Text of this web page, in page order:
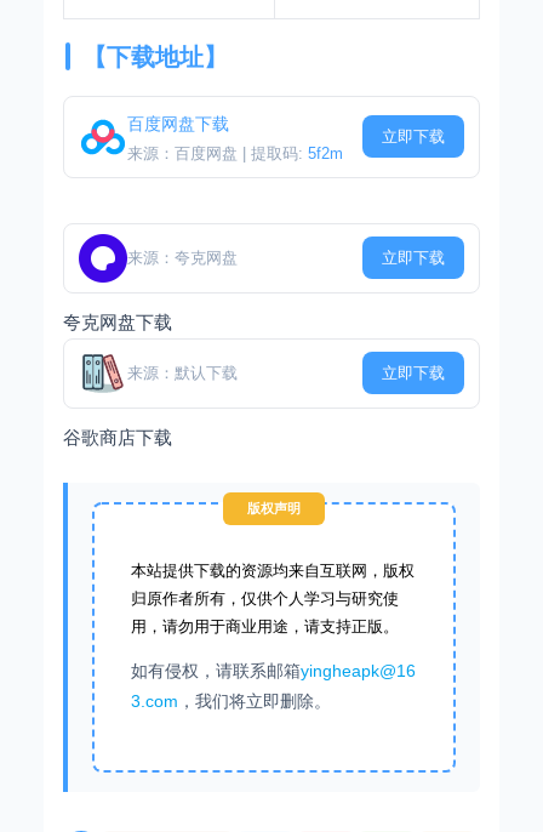
【下载地址】
百度网盘下载
来源：百度网盘 | 提取码: 5f2m
立即下载
来源：夸克网盘 立即下载
夸克网盘下载
来源：默认下载 立即下载
谷歌商店下载
版权声明
本站提供下载的资源均来自互联网，版权
归原作者所有，仅供个人学习与研究使
用，请勿用于商业用途，请支持正版。
如有侵权，请联系邮箱yingheapk@16
3.com ，我们将立即删除。